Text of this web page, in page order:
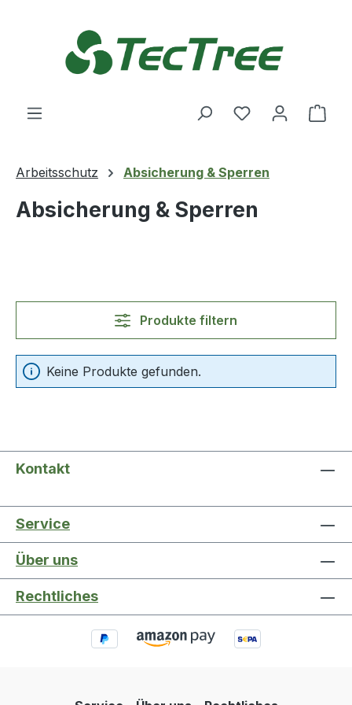
Du hast 0
Arbeitsschutz Absicherung & Sperren
Absicherung & Sperren
Produkte filtern
Keine Produkte gefunden.
Kontakt
Service
Über uns
Rechtliches